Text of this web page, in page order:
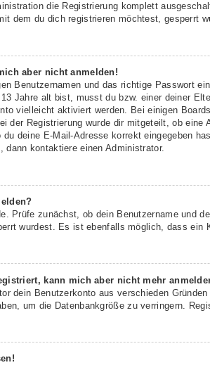
die Registrierung komplett
dem du dich registrieren möchtest, gesperrt
aber nicht anmelden!
Benutzernamen und das richtige Passwort
Jahre alt bist, musst du bzw. einer deiner
vielleicht aktiviert werden. Bei einigen
der Registrierung wurde dir mitgeteilt, ob
deine E-Mail-Adresse korrekt eingegeben
dann kontaktiere einen Administrator.
Prüfe zunächst, ob dein Benutzername und
wurdest. Es ist ebenfalls möglich, dass ein
kann mich aber nicht mehr
dein Benutzerkonto aus verschieden
um die Datenbankgröße zu verringern.